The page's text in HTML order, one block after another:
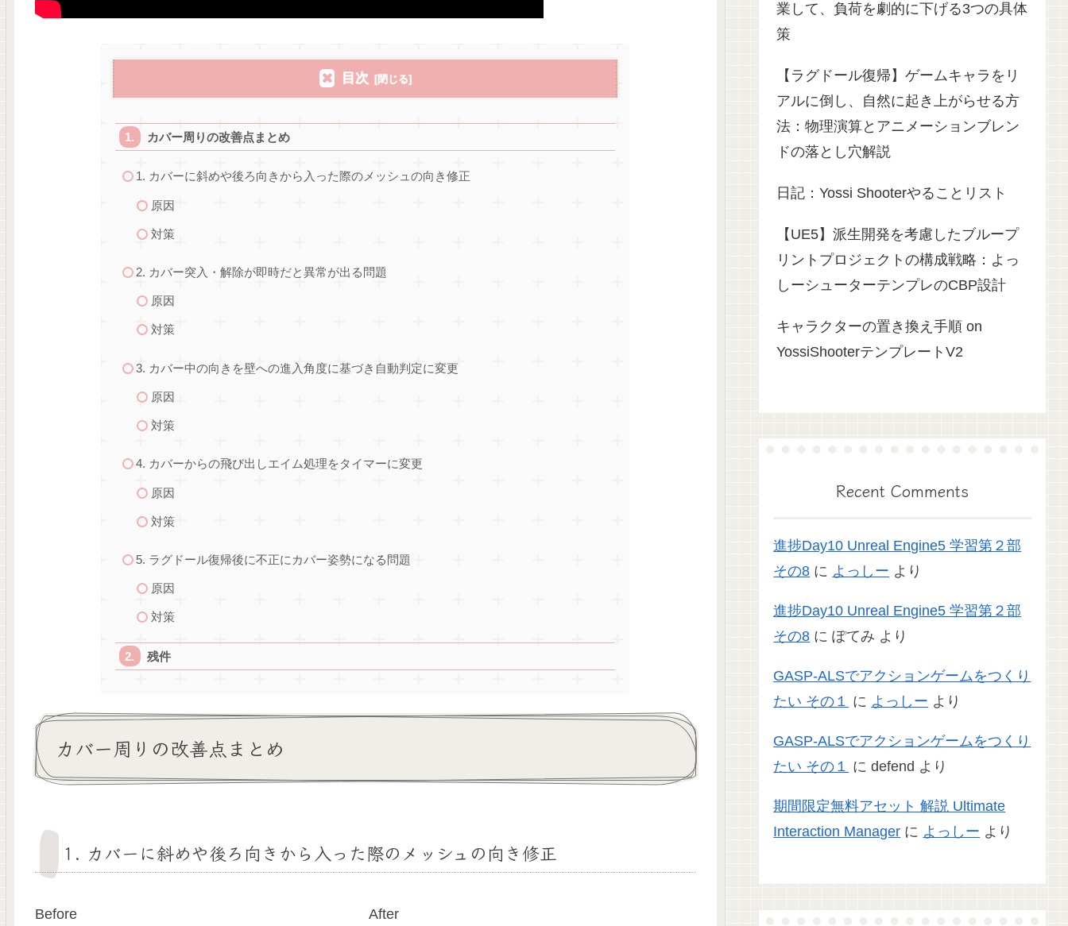
目次
カバー周りの改善点まとめ
1. カバーに斜めや後ろ向きから入った際のメッシュの向き修正
原因
対策
2. カバー突入・解除が即時だと異常が出る問題
原因
対策
3. カバー中の向きを壁への進入角度に基づき自動判定に変更
原因
対策
4. カバーからの飛び出しエイム処理をタイマーに変更
原因
対策
5. ラグドール復帰後に不正にカバー姿勢になる問題
原因
対策
残件
カバー周りの改善点まとめ
1. カバーに斜めや後ろ向きから入った際のメッシュの向き修正
Before After
業して、負荷を劇的に下げる3つの具体
策
【ラグドール復帰】ゲームキャラをリ
アルに倒し、自然に起き上がらせる方
法：物理演算とアニメーションブレン
ドの落とし穴解説
日記：Yossi Shooterやることリスト
【UE5】派生開発を考慮したブループ
リントプロジェクトの構成戦略：よっ
しーシューターテンプレのCBP設計
キャラクターの置き換え手順 on
YossiShooterテンプレートV2
Recent Comments
進捗Day10 Unreal Engine5 学習第２部
その8 に よっしー より
進捗Day10 Unreal Engine5 学習第２部
その8 にぽてみ より
GASP-ALSでアクションゲームをつくり
たい その１ に よっしー より
GASP-ALSでアクションゲームをつくり
たい その１ にdefend より
期間限定無料アセット 解説 Ultimate
Interaction Manager に よっしー より